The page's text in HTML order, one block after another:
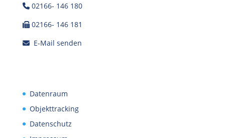
02166- 146 180
02166- 146 181
E-Mail senden
Datenraum
Objekttracking
Datenschutz